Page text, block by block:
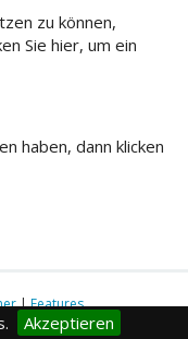
Akzeptieren
zu können,
Sie hier, um ein
haben, dann klicken
|Features